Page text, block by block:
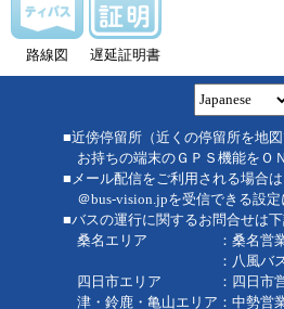
路線図 遅延証明書
■近傍停留所（近くの停留所を地図
お持ちの端末のＧＰＳ機能をＯ
■メール配信をご利用される場合は
＠bus-vision.jpを受信できる設定
■バスの運行に関するお問合せは下
桑名エリア ：桑名営業
：八風バス
四日市エリア ：四日市営
津・鈴鹿・亀山エリア：中勢